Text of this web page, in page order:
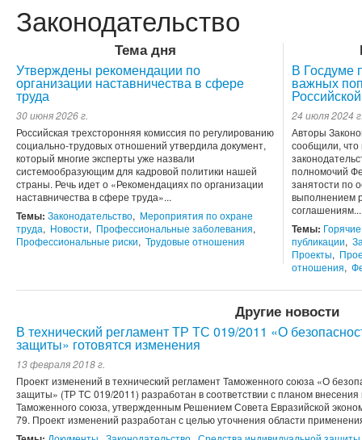
Законодательство
Тема дня
Утверждены рекомендации по
организации наставничества в сфере
труда
30 июня 2026 г.
Российская трехсторонняя комиссия по регулированию
социально-трудовых отношений утвердила документ,
который многие эксперты уже назвали
системообразующим для кадровой политики нашей
страны. Речь идет о «Рекомендациях по организации
наставничества в сфере труда»...
Темы: Законодательство, Мероприятия по охране
труда, Новости, Профессиональные заболевания,
Профессиональные риски, Трудовые отношения
В Госдуме
важных
24 июля 2024
Авторы
сообщили,
полномочий
занятости по
выполнением
соглашениям...
Темы:
публикации,
Проекты,
отношения,
Другие новости
В технический регламент ТР ТС 019/2011 «О
защиты» готовятся изменения
13 февраля 2018 г.
Проект изменений в технический регламент Таможенного союза «О
защиты» (ТР ТС 019/2011) ‎разработан в соответствии с планом
Таможенного союза, утвержденным Решением Совета Евразийской
79. Проект изменений разработан с целью уточнения области